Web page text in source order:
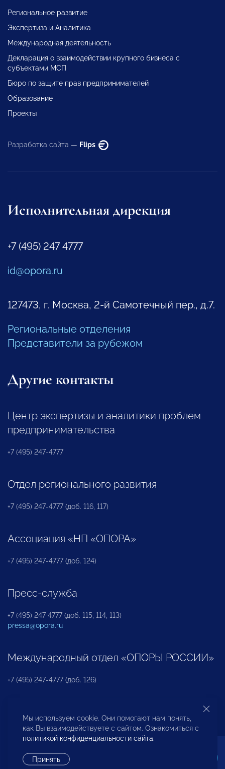
Региональное развитие
Экспертиза и Аналитика
Международная деятельность
Декларация о взаимодействии крупного бизнеса с
субъектами МСП
Бюро по защите прав предпринимателей
Образование
Проекты
Разработка сайта — Flips
Исполнительная дирекция
+7 (495) 247 4777
id@opora.ru
127473, г. Москва, 2-й Самотечный пер., д.7.
Региональные отделения
Представители за рубежом
Другие контакты
Центр экспертизы и аналитики проблем
предпринимательства
+7 (495) 247-4777
Отдел регионального развития
+7 (495) 247-4777 (доб. 116, 117)
Ассоциация «НП «ОПОРА»
+7 (495) 247-4777 (доб. 124)
Пресс-служба
+7 (495) 247 4777 (доб. 115, 114, 113)
pressa@opora.ru
Международный отдел «ОПОРЫ РОССИИ»
+7 (495) 247-4777 (доб. 126)
Бюро по защите прав предпринимателей и
инвесторов
Мы используем cookie. Они помогают нам понять,
как Вы взаимодействуете с сайтом. Ознакомиться с
политикой конфиденциальности сайта.
Принять